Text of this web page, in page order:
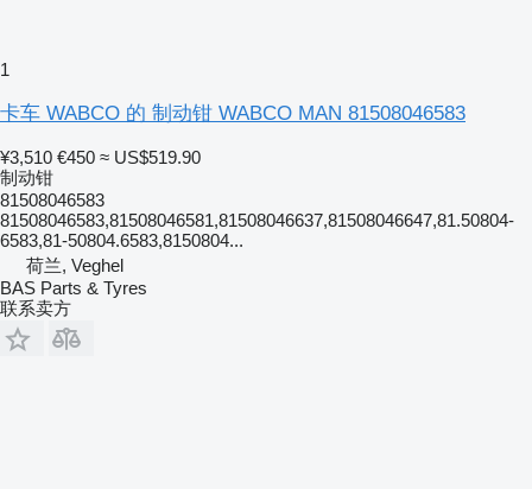
1
卡车 WABCO 的 制动钳 WABCO MAN 81508046583
¥3,510 €450 ≈ US$519.90
制动钳
81508046583
81508046583,81508046581,81508046637,81508046647,81.50804-
6583,81-50804.6583,8150804...
荷兰, Veghel
BAS Parts & Tyres
联系卖方